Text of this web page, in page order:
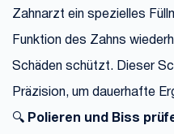
Zahnarzt ein spezielles
Funktion des Zahns
Schäden schützt. Dieser
Präzision, um dauerhafte
🔍 Polieren und Biss